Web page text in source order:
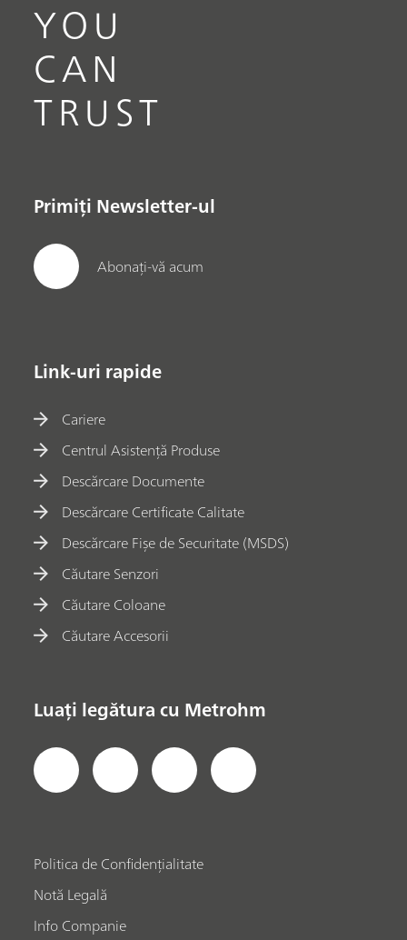
YOU
CAN
TRUST
Primiți Newsletter-ul
Abonați-vă acum
Link-uri rapide
Cariere
Centrul Asistență Produse
Descărcare Documente
Descărcare Certificate Calitate
Descărcare Fișe de Securitate (MSDS)
Căutare Senzori
Căutare Coloane
Căutare Accesorii
Luați legătura cu Metrohm
Politica de Confidențialitate
Notă Legală
Info Companie